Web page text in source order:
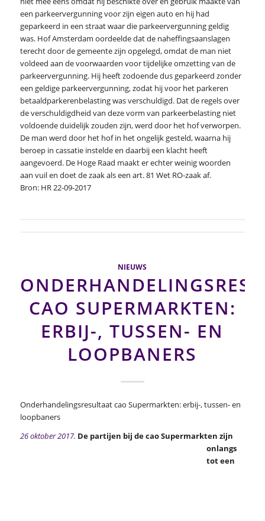
een parkeervergunning voor zijn eigen auto en hij had
geparkeerd in een straat waar die parkeervergunning geldig
was. Hof Amsterdam oordeelde dat de naheffingsaanslagen
terecht door de gemeente zijn opgelegd, omdat de man niet
voldeed aan de voorwaarden voor tijdelijke omzetting van de
parkeervergunning. Hij heeft zodoende dus geparkeerd zonder
een geldige parkeervergunning, zodat hij voor het parkeren
betaaldparkerenbelasting was verschuldigd. Dat de regels over
de verschuldigdheid van deze vorm van parkeerbelasting niet
voldoende duidelijk zouden zijn, werd door het hof verworpen.
De man werd door het hof in het ongelijk gesteld, waarna hij
beroep in cassatie instelde en daarbij een klacht heeft
aangevoerd. De Hoge Raad maakt er echter weinig woorden
aan vuil en doet de zaak als een art. 81 Wet RO-zaak af.
Bron: HR 22-09-2017
NIEUWS
CAO SUPERMARKTEN:
ERBIJ-, TUSSEN- EN
LOOPBANERS
Onderhandelingsresultaat cao Supermarkten: erbij-, tussen- en
loopbaners
26 oktober 2017. De partijen bij de cao Supermarkten zijn
onlangs
tot een